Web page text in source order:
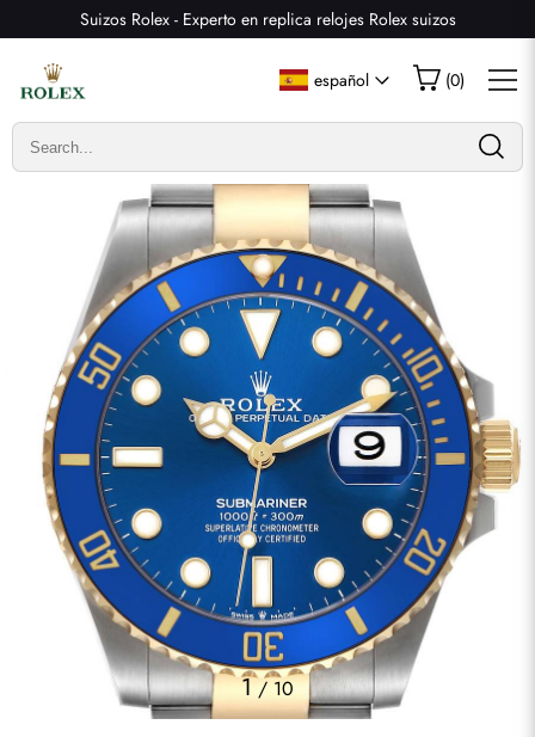
Suizos Rolex - Experto en replica relojes Rolex suizos
español (0)
1/10
Escribir una reseña
Solo los clientes que hayan comprado este artículo pueden
dejar una reseña.
comentarios